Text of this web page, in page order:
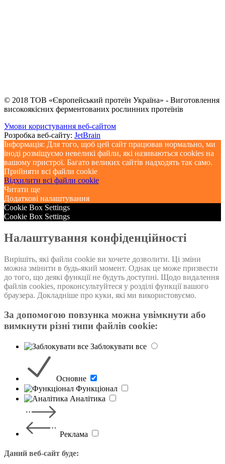
© 2018 ТОВ «Європейський протеїн Україна» - Виготовлення
високоякісних ферментованих рослинних протеїнів
Умови користування веб-сайтом
Розробка веб-сайту: JetBrain
Інформація: Для того, щоб цей сайт працював нормально, ми
іноді розміщуємо невеликі файли, які називаються cookies на
вашому пристрої. Багато великих сайтів надходять так само.
Прийняти всі файли cookie
Відхилити всі файли cookie
Читати ще
Додаткові налаштування
Cookie Box Settings
Cookie Box Settings
Налаштування конфіденційності
Вирішіть, які файли cookie ви хочете дозволити. Ці зміни
можна змінити в будь-який момент. Однак це може призвести
до того, що деякі функції не будуть доступні. Щодо видалення
файлів cookies, проконсультуйтеся у розділі функції вашого
браузера. Докладніше про куки, які ми використовуємо.
За допомогою повзунка можна увімкнути або
вимкнути різні типи файлів cookie:
Заблокувати все
Основне
Функцiонал
Аналiтика
Реклама
Даний веб-сайт буде: